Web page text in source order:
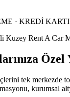
· KREDİ
Kuzey Rent A Car
tek merkezde
kurumsal